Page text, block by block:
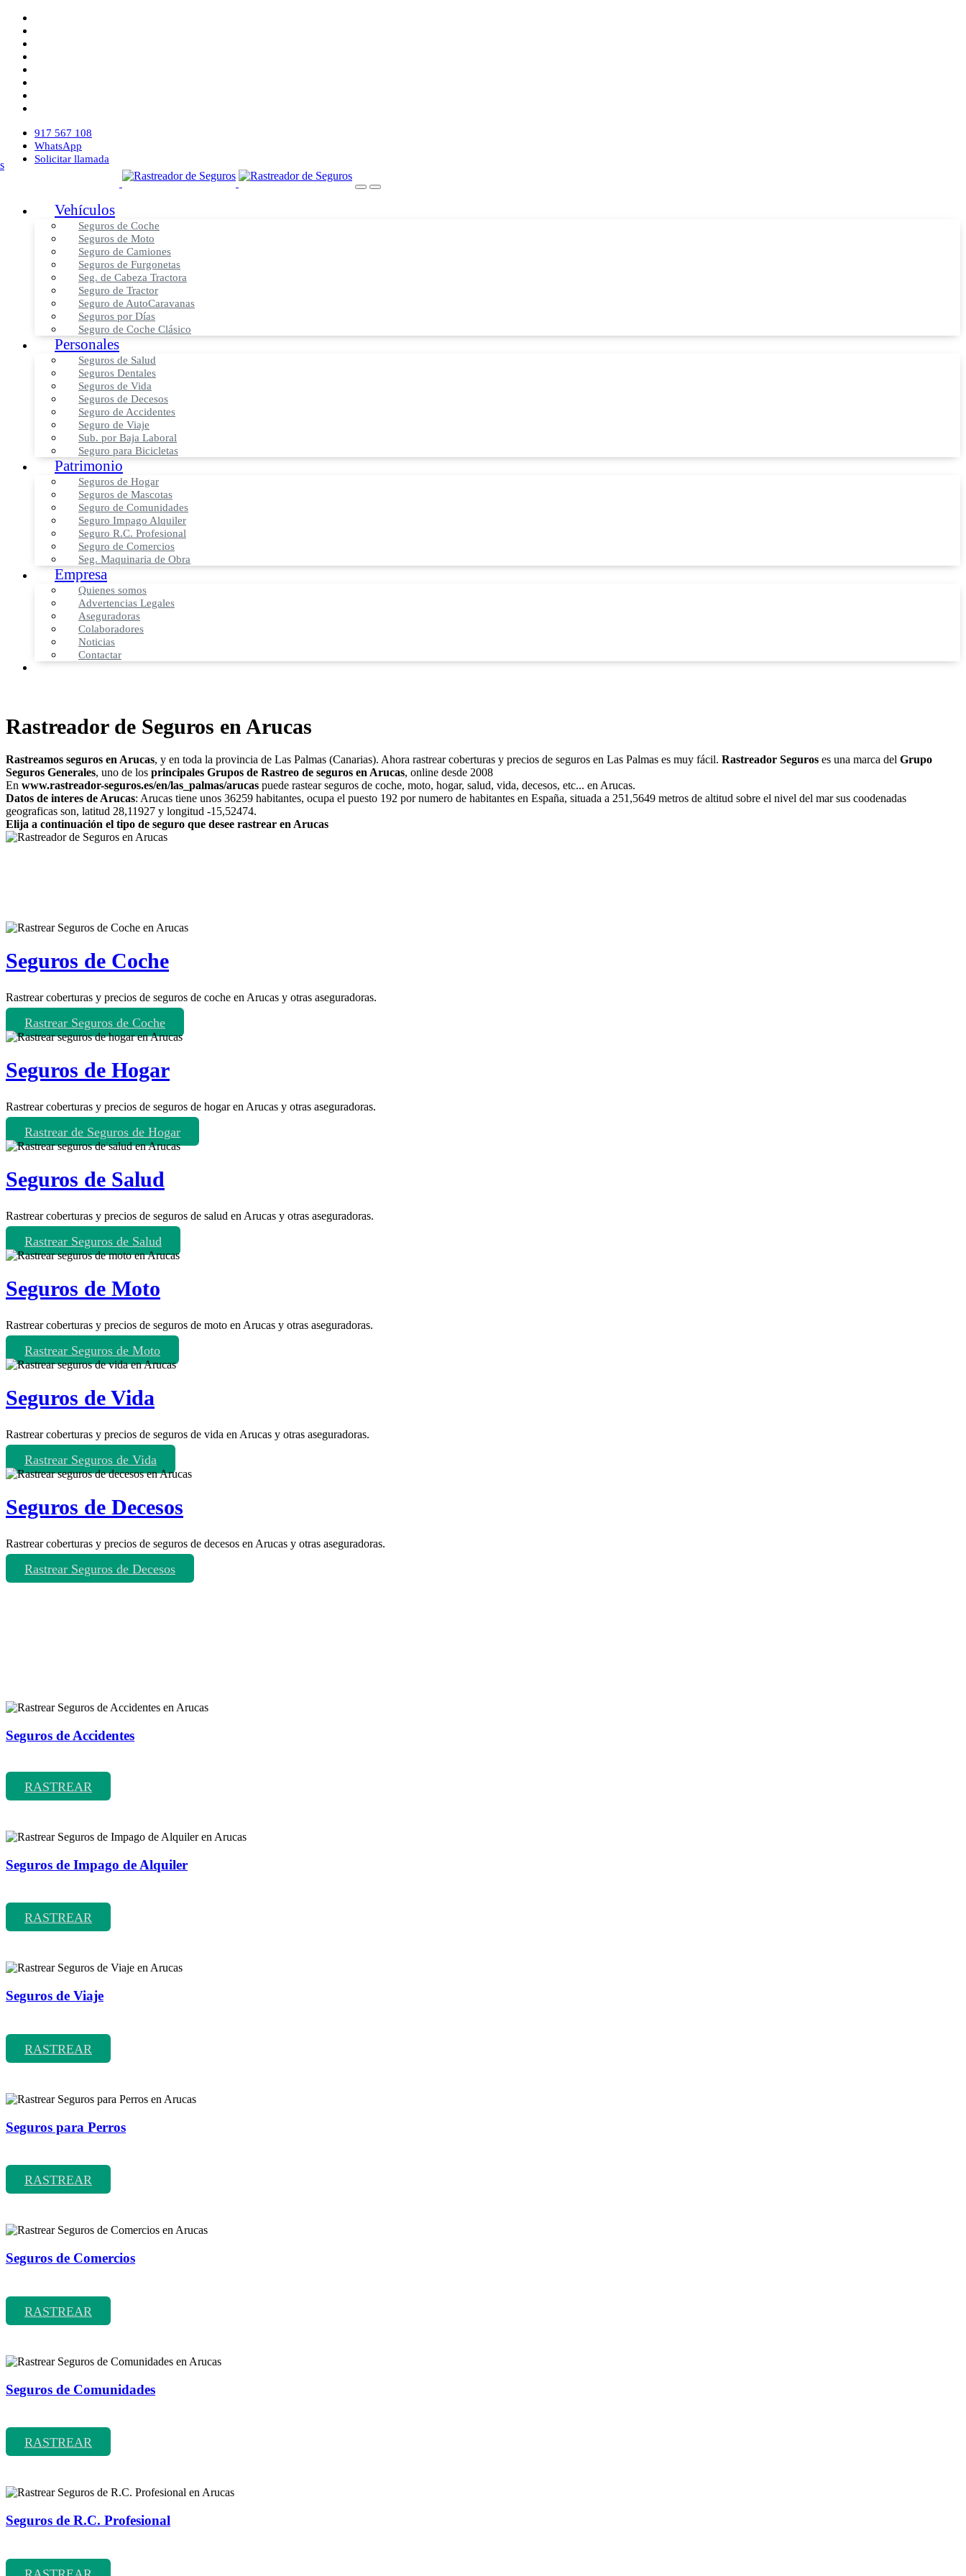
917 567 108
WhatsApp
Solicitar llamada
Vehículos
Seguros de Coche
Seguros de Moto
Seguro de Camiones
Seguros de Furgonetas
Seg. de Cabeza Tractora
Seguro de Tractor
Seguro de AutoCaravanas
Seguros por Días
Seguro de Coche Clásico
Personales
Seguros de Salud
Seguros Dentales
Seguros de Vida
Seguros de Decesos
Seguro de Accidentes
Seguro de Viaje
Sub. por Baja Laboral
Seguro para Bicicletas
Patrimonio
Seguros de Hogar
Seguros de Mascotas
Seguro de Comunidades
Seguro Impago Alquiler
Seguro R.C. Profesional
Seguro de Comercios
Seg. Maquinaria de Obra
Empresa
Quienes somos
Advertencias Legales
Aseguradoras
Colaboradores
Noticias
Contactar
Rastreador de Seguros en Arucas
Rastreamos seguros en Arucas, y en toda la provincia de Las Palmas (Canarias). Ahora rastrear coberturas y precios de seguros en Las Palmas es muy fácil. Rastreador Seguros es una marca del Grupo
Seguros Generales, uno de los principales Grupos de Rastreo de seguros en Arucas, online desde 2008
En www.rastreador-seguros.es/en/las_palmas/arucas puede rastear seguros de coche, moto, hogar, salud, vida, decesos, etc... en Arucas.
Datos de interes de Arucas: Arucas tiene unos 36259 habitantes, ocupa el puesto 192 por numero de habitantes en España, situada a 251,5649 metros de altitud sobre el nivel del mar sus coodenadas
geograficas son, latitud 28,11927 y longitud -15,52474.
Elija a continuación el tipo de seguro que desee rastrear en Arucas
Seguros de Coche
Rastrear coberturas y precios de seguros de coche en Arucas y otras aseguradoras.
Rastrear Seguros de Coche
Seguros de Hogar
Rastrear coberturas y precios de seguros de hogar en Arucas y otras aseguradoras.
Rastrear de Seguros de Hogar
Seguros de Salud
Rastrear coberturas y precios de seguros de salud en Arucas y otras aseguradoras.
Rastrear Seguros de Salud
Seguros de Moto
Rastrear coberturas y precios de seguros de moto en Arucas y otras aseguradoras.
Rastrear Seguros de Moto
Seguros de Vida
Rastrear coberturas y precios de seguros de vida en Arucas y otras aseguradoras.
Rastrear Seguros de Vida
Seguros de Decesos
Rastrear coberturas y precios de seguros de decesos en Arucas y otras aseguradoras.
Rastrear Seguros de Decesos
Seguros de Accidentes
RASTREAR
Seguros de Impago de Alquiler
RASTREAR
Seguros de Viaje
RASTREAR
Seguros para Perros
RASTREAR
Seguros de Comercios
RASTREAR
Seguros de Comunidades
RASTREAR
Seguros de R.C. Profesional